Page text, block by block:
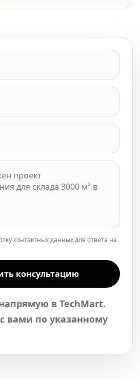
контактных данных для ответа на
консультацию
в TechMart.
вами по указанному